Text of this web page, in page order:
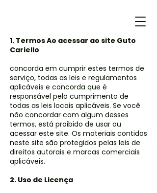
1. Termos Ao acessar ao site Guto
Cariello
concorda em cumprir estes termos de
serviço, todas as leis e regulamentos
aplicáveis ​​e concorda que é
responsável pelo cumprimento de
todas as leis locais aplicáveis. Se você
não concordar com algum desses
termos, está proibido de usar ou
acessar este site. Os materiais contidos
neste site são protegidos pelas leis de
direitos autorais e marcas comerciais
aplicáveis.
2. Uso de Licença